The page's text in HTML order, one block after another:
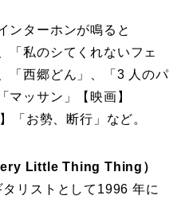
ンターホンが鳴ると
「私のシてくれないフェ
「西郷どん」、「3 人のパ
マッサン」【映画】
「お勢、断行」など。
Little Thing Thing）
リストとして1996 年に